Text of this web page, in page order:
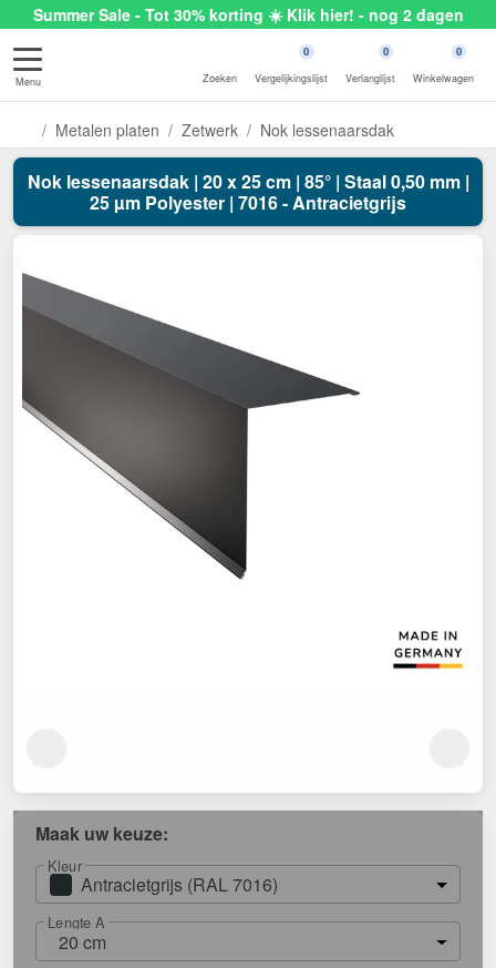
Summer Sale - Tot 30% korting ☀️ Klik hier! - nog 2 dagen
Menu Zoeken
0
Vergelijkingslijst
0
Verlanglijst
0
Winkelwagen
Metalen platen Zetwerk Nok lessenaarsdak
Nok lessenaarsdak | 20 x 25 cm | 85° | Staal 0,50 mm |
25 µm Polyester | 7016 - Antracietgrijs
Maak uw keuze:
Kleur
Antracietgrijs (RAL 7016)
Lengte A
20 cm